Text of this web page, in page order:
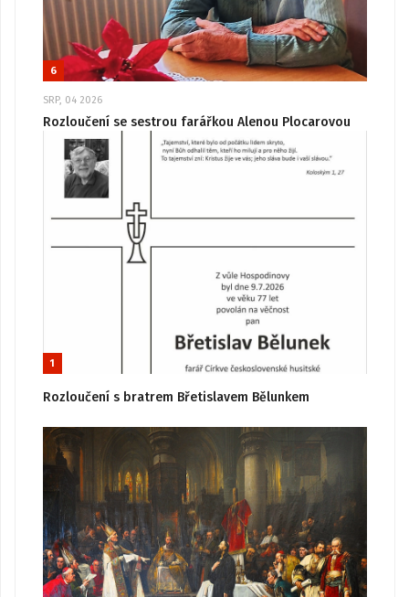
6
SRP, 04 2026
Rozloučení se sestrou farářkou Alenou Plocarovou
1
Rozloučení s bratrem Břetislavem Bělunkem